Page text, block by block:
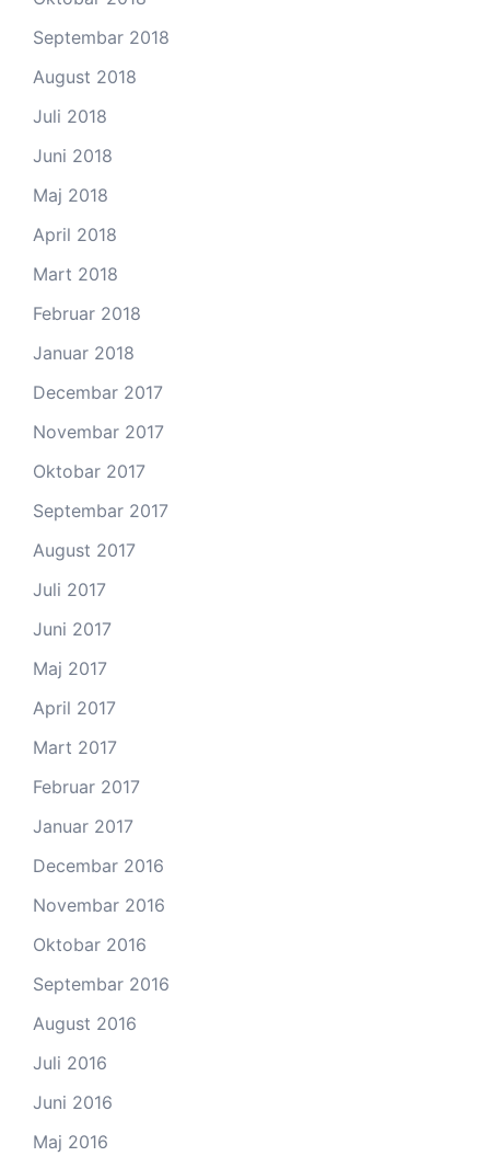
Septembar 2018
August 2018
Juli 2018
Juni 2018
Maj 2018
April 2018
Mart 2018
Februar 2018
Januar 2018
Decembar 2017
Novembar 2017
Oktobar 2017
Septembar 2017
August 2017
Juli 2017
Juni 2017
Maj 2017
April 2017
Mart 2017
Februar 2017
Januar 2017
Decembar 2016
Novembar 2016
Oktobar 2016
Septembar 2016
August 2016
Juli 2016
Juni 2016
Maj 2016